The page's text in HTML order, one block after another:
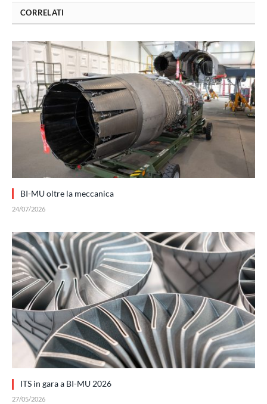
CORRELATI
BI-MU oltre la meccanica
24/07/2026
ITS in gara a BI-MU 2026
27/05/2026